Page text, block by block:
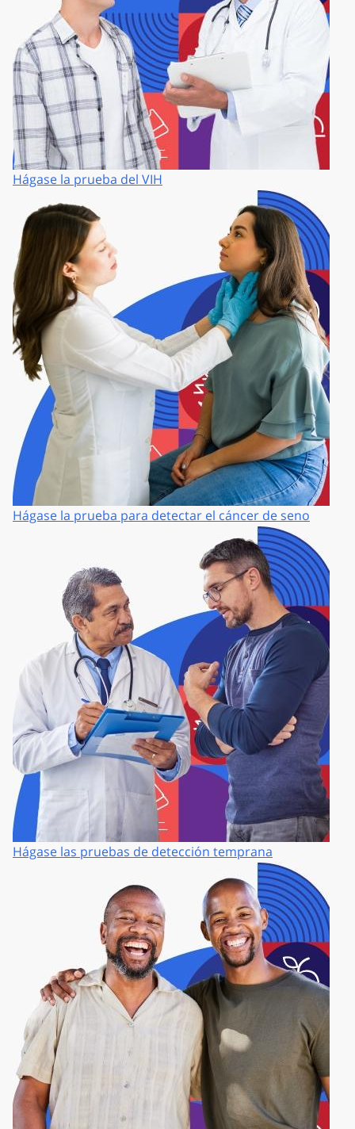
Hágase la prueba del VIH
Hágase la prueba para detectar el cáncer de seno
Hágase las pruebas de detección temprana